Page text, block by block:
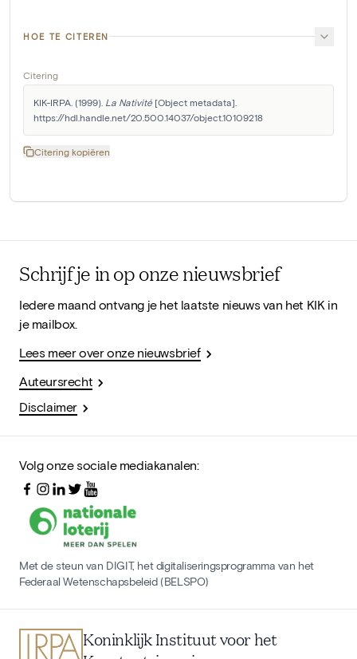
HOE TE CITEREN
Citering
KIK-IRPA. (1999). La Nativité [Object metadata].
https://hdl.handle.net/20.500.14037/object.10109218
Citering kopiëren
Schrijf je in op onze nieuwsbrief
Iedere maand ontvang je het laatste nieuws van het KIK in
je mailbox.
Lees meer over onze nieuwsbrief
Auteursrecht
Disclaimer
Volg onze sociale mediakanalen:
Met de steun van DIGIT, het digitaliseringsprogramma van het
Federaal Wetenschapsbeleid (BELSPO)
Koninklijk Instituut voor het